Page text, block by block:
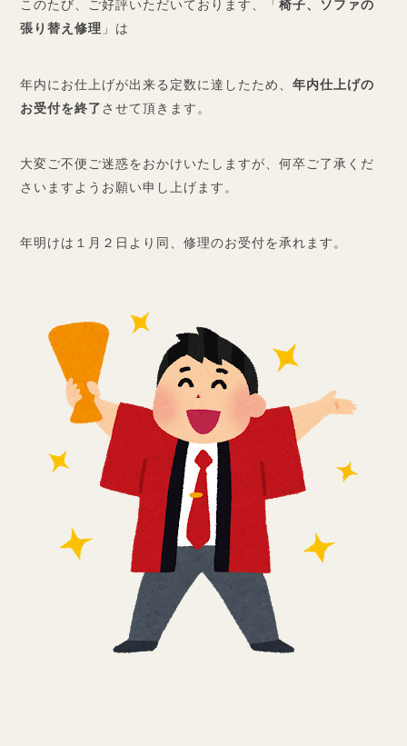
このたび、ご好評いただいております、「椅子、ソファの
張り替え修理 」は
年内にお仕上げが出来る定数に達したため、年内仕上げの
お受付を終了 させて頂きます。
大変ご不便ご迷惑をおかけいたしますが、何卒ご了承くだ
さいますようお願い申し上げます。
年明けは１月２日より同、修理のお受付を承れます。